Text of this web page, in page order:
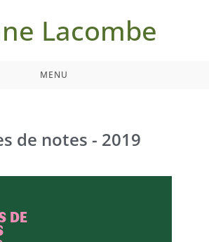
Lacombe
MENU
de notes - 2019